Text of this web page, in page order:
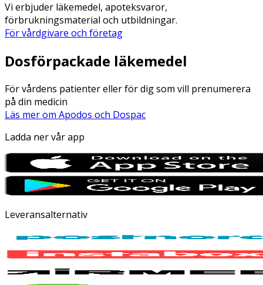
Vi erbjuder läkemedel, apoteksvaror,
förbrukningsmaterial och utbildningar.
För vårdgivare och företag
Dosförpackade läkemedel
För vårdens patienter eller för dig som vill prenumerera
på din medicin
Läs mer om Apodos och Dospac
Ladda ner vår app
Leveransalternativ